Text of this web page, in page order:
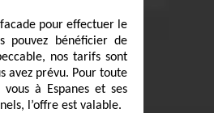
pour effectuer le
pouvez bénéficier de
nos tarifs sont
avez prévu. Pour toute
à Espanes et ses
l’offre est valable.